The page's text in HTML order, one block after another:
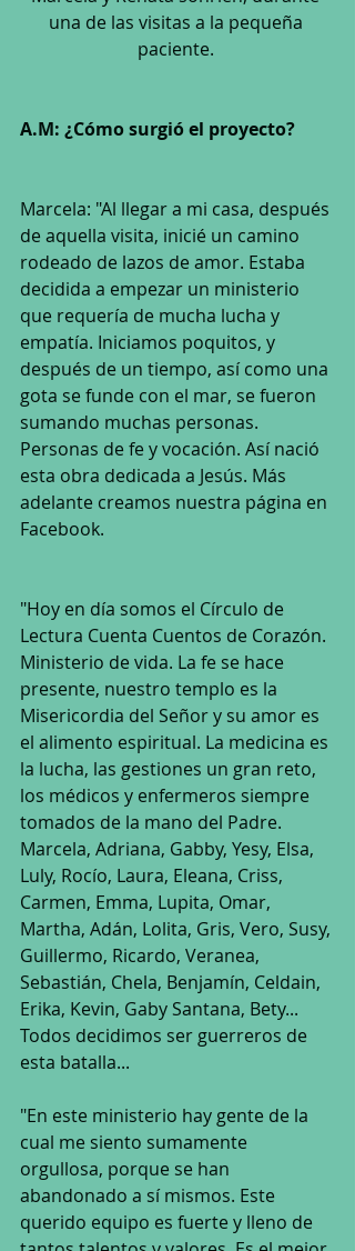
una de las visitas a la pequeña
paciente.
A.M: ¿Cómo surgió el proyecto?
Marcela: "Al llegar a mi casa, después
de aquella visita, inicié un camino
rodeado de lazos de amor. Estaba
decidida a empezar un ministerio
que requería de mucha lucha y
empatía. Iniciamos poquitos, y
después de un tiempo, así como una
gota se funde con el mar, se fueron
sumando muchas personas.
Personas de fe y vocación. Así nació
esta obra dedicada a Jesús. Más
adelante creamos nuestra página en
Facebook.
"Hoy en día somos el Círculo de
Lectura Cuenta Cuentos de Corazón.
Ministerio de vida. La fe se hace
presente, nuestro templo es la
Misericordia del Señor y su amor es
el alimento espiritual. La medicina es
la lucha, las gestiones un gran reto,
los médicos y enfermeros siempre
tomados de la mano del Padre.
Marcela, Adriana, Gabby, Yesy, Elsa,
Luly, Rocío, Laura, Eleana, Criss,
Carmen, Emma, Lupita, Omar,
Martha, Adán, Lolita, Gris, Vero, Susy,
Guillermo, Ricardo, Veranea,
Sebastián, Chela, Benjamín, Celdain,
Erika, Kevin, Gaby Santana, Bety...
Todos decidimos ser guerreros de
esta batalla...
"En este ministerio hay gente de la
cual me siento sumamente
orgullosa, porque se han
abandonado a sí mismos. Este
querido equipo es fuerte y lleno de